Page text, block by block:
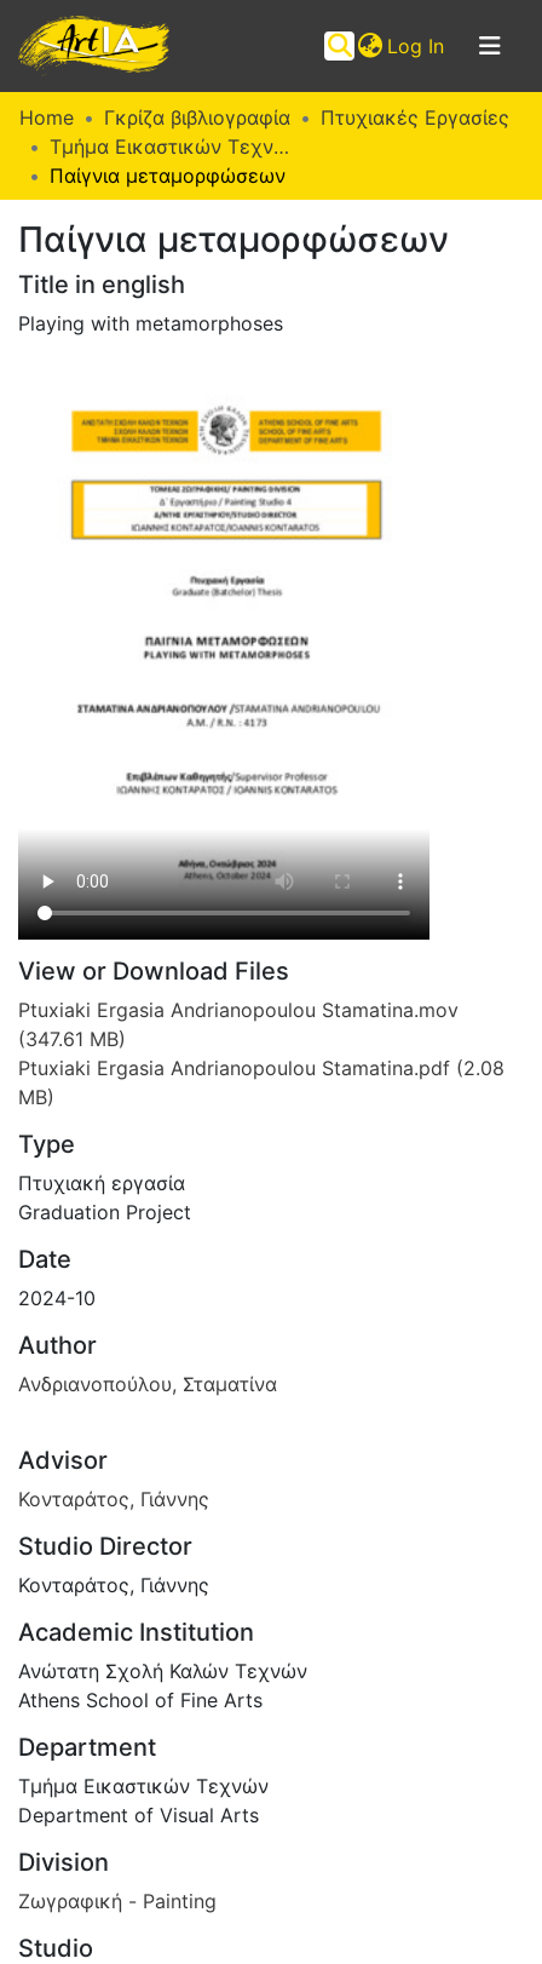
Log In (current)
Communities
Collections
Browse ArtIA
Statistics
Home Γκρίζα βιβλιογραφία
Πτυχιακές Εργασίες
Τμήμα Εικαστικών Τεχνών (Π. Ε.)
Παίγνια μεταμορφώσεων
Παίγνια μεταμορφώσεων
Title in english
Playing with metamorphoses
View or Download Files
Ptuxiaki Ergasia Andrianopoulou Stamatina.mov
(347.61 MB)
Ptuxiaki Ergasia Andrianopoulou Stamatina.pdf (2.08
MB)
Type
Πτυχιακή εργασία
Graduation Project
Date
2024-10
Author
Ανδριανοπούλου, Σταματίνα
Advisor
Κονταράτος, Γιάννης
Studio Director
Κονταράτος, Γιάννης
Academic Institution
Ανώτατη Σχολή Καλών Τεχνών
Athens School of Fine Arts
Department
Τμήμα Εικαστικών Τεχνών
Department of Visual Arts
Division
Ζωγραφική - Painting
Studio